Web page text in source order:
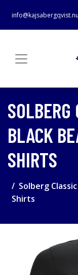
info@kajsabergqvist.nu
BLACK
SHIRTS
Solberg
Shirts